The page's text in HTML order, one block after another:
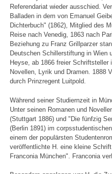
Referendariat wieder ausschied.
Balladen in dem von Emanuel
Dichterbuch" (1862), Mitglied des
Reise nach Venedig, 1863 nach
Beziehung zu Franz Grillparzer
Deutschen Schillerstiftung in Wien
Heyse, ab 1866 freier Schriftsteller
Novellen, Lyrik und Dramen. 1888
durch Prinzregent Luitpold.
Während seiner Studiernzeit in
Unter seinen Romanen und
(Stuttgart 1886) und "Die fünfzig
(Berlin 1891) im
einem der populärsten
veröffentlichte H. eine kleine
Franconia München". Franconia